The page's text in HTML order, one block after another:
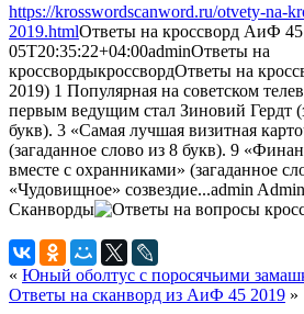
https://krosswordscanword.ru/otvety-na-
2019.htmlОтветы на кроссворд АиФ
05T20:35:22+04:00adminОтветы на
кроссвордыкроссвордОтветы на
2019) 1 Популярная на советском
первым ведущим стал Зиновий Гердт
букв). 3 «Самая лучшая визитная
(загаданное слово из 8 букв). 9
вместе с охранниками» (загаданное
«Чудовищное» созвездие...admin
Сканворды
« Юный оболтус с поросячьими
Ответы на сканворд из АиФ 45 2019 »